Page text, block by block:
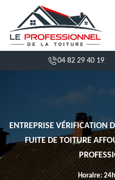
04 82 29 40 19
ENTREPRISE VÉRIFICATION
FUITE DE TOITURE
Horaire: